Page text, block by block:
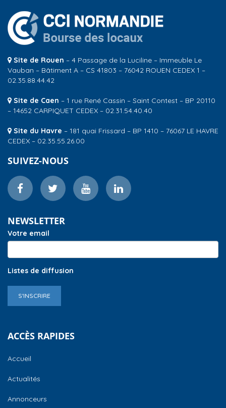
Site de Rouen – 4 Passage de la Luciline – Immeuble Le
Vauban – Bâtiment A – CS 41803 – 76042 ROUEN CEDEX 1 –
02.35.88.44.42
Site de Caen – 1 rue René Cassin – Saint Contest – BP 20110
– 14652 CARPIQUET CEDEX – 02.31.54.40.40
Site du Havre – 181 quai Frissard – BP 1410 – 76067 LE HAVRE
CEDEX – 02.35.55.26.00
SUIVEZ-NOUS
NEWSLETTER
Votre email
Listes de diffusion
S'INSCRIRE
ACCÈS RAPIDES
Accueil
Actualités
Annonceurs